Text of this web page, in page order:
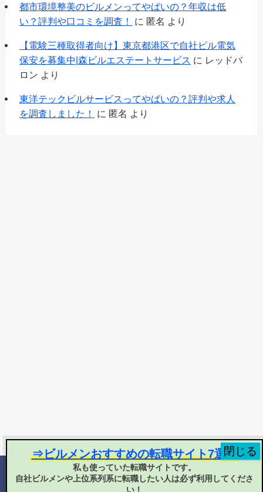
都市環境整美のビルメンってやばいの？年収は低
い？評判や口コミを調査！
に 匿名 より
【電験三種取得者向け】東京都港区で自社ビル電気
保安を募集中|森ビルエステートサービス に レッドバ
ロン より
東洋テックビルサービスってやばいの？評判や求人
を調査しました！
に 匿名 より
2025 ヘタ・レイ
⇒ビルメンおすすめの転職サイト7選！
私も使っていた転職サイトです。
自社ビルメンや上位系列系に転職したい人は必ず利用してくださ
い！